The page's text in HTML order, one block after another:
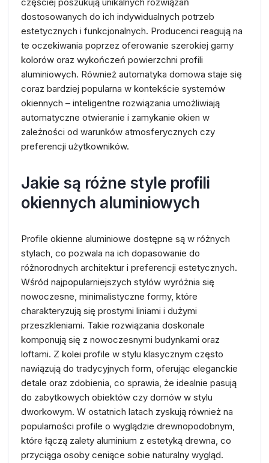
dostosowanych do ich indywidualnych potrzeb
estetycznych i funkcjonalnych. Producenci reagują na
te oczekiwania poprzez oferowanie szerokiej gamy
kolorów oraz wykończeń powierzchni profili
aluminiowych. Również automatyka domowa staje się
coraz bardziej popularna w kontekście systemów
okiennych – inteligentne rozwiązania umożliwiają
automatyczne otwieranie i zamykanie okien w
zależności od warunków atmosferycznych czy
preferencji użytkowników.
Jakie są różne style profili
okiennych aluminiowych
Profile okienne aluminiowe dostępne są w różnych
stylach, co pozwala na ich dopasowanie do
różnorodnych architektur i preferencji estetycznych.
Wśród najpopularniejszych stylów wyróżnia się
nowoczesne, minimalistyczne formy, które
charakteryzują się prostymi liniami i dużymi
przeszkleniami. Takie rozwiązania doskonale
komponują się z nowoczesnymi budynkami oraz
loftami. Z kolei profile w stylu klasycznym często
nawiązują do tradycyjnych form, oferując eleganckie
detale oraz zdobienia, co sprawia, że idealnie pasują
do zabytkowych obiektów czy domów w stylu
dworkowym. W ostatnich latach zyskują również na
popularności profile o wyglądzie drewnopodobnym,
które łączą zalety aluminium z estetyką drewna, co
przyciąga osoby ceniące sobie naturalny wygląd.